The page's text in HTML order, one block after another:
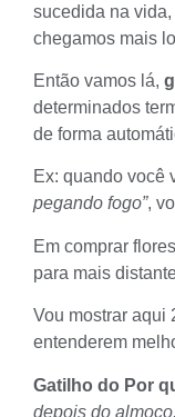
sucedida na
chegamos mais
Então vamos lá,
determinados
de forma
Ex: quando você
pegando fogo”,
Em comprar
para mais
Vou mostrar aqui
entenderem
Gatilho do Por
depois do